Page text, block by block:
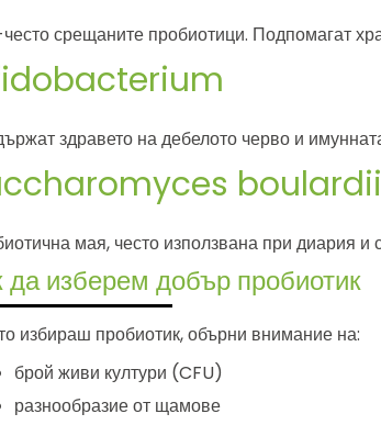
срещаните пробиотици. Подпомагат
здравето на дебелото черво и
boulardii
мая, често използвана при диария и
да изберем добър пробиотик
избираш пробиотик, обърни внимание на:
брой живи култури (CFU)
разнообразие от щамове